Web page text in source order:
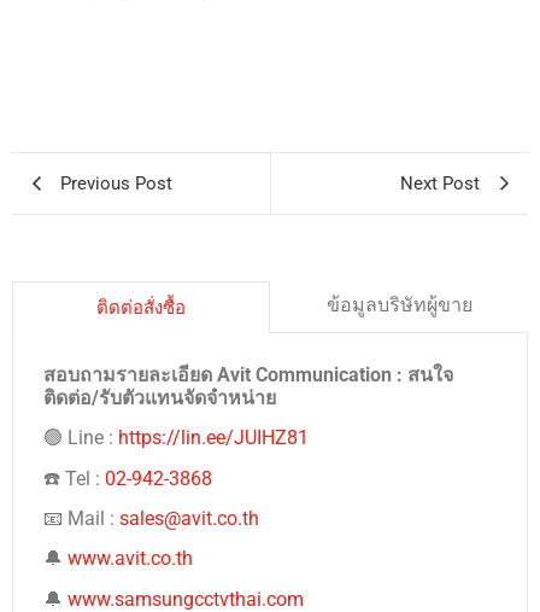
Previous Post Next Post
ติดต่อสั่งซื้อ ข้อมูลบริษัทผู้ขาย
สอบถามรายละเอียด Avit Communication : สนใจ
ติดต่อ/รับตัวแทนจัดจำหน่าย
🟢 Line : https://lin.ee/JUIHZ81
☎️ Tel : 02-942-3868
📧 Mail : sales@avit.co.th
🔔 www.avit.co.th
🔔 www.samsungcctvthai.com